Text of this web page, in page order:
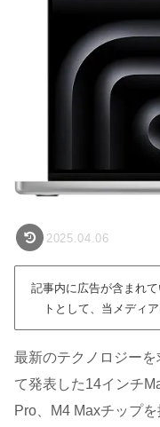
2025.04.06
記事内に広告が含まれ
トとして、当メディ
最新のテクノロジー
て発表した14インチ
Pro、M4 Maxチップ